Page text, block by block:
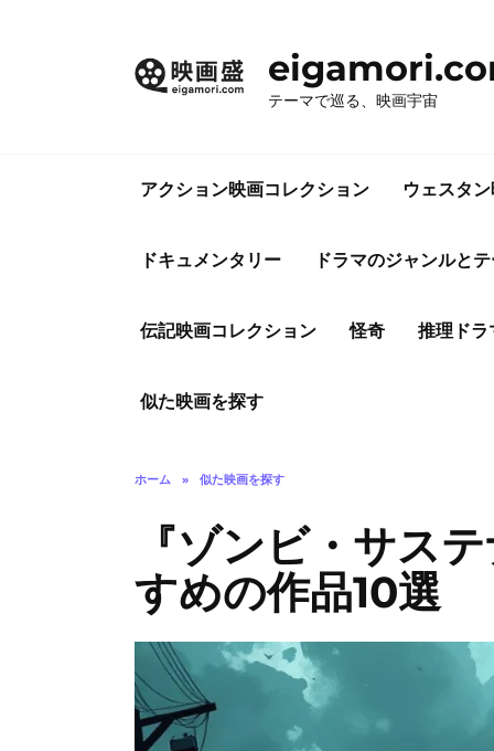
テーマで巡る、映画宇宙
アクション映画コレクション ウェスタ
ドキュメンタリー ドラマのジャンルと
伝記映画コレクション 怪奇 推理ドラ
似た映画を探す
ホーム » 似た映画を探す
『ゾンビ・サス
すめの作品10選